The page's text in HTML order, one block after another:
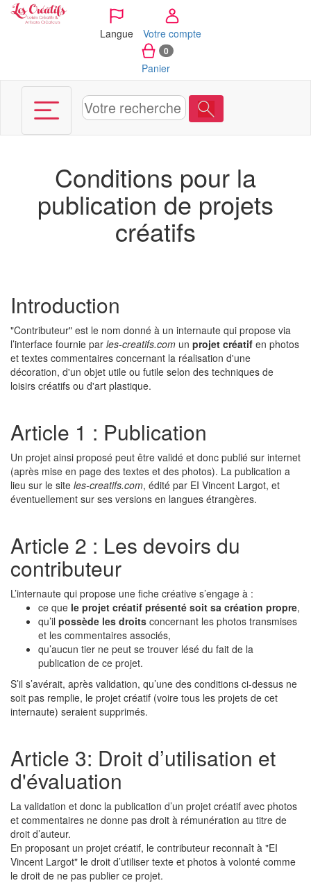
Langue Votre compte
0
Panier
Conditions pour la
publication de projets
créatifs
Introduction
"Contributeur" est le nom donné à un internaute qui propose via
l’interface fournie par les-creatifs.com un projet créatif en photos
et textes commentaires concernant la réalisation d'une
décoration, d'un objet utile ou futile selon des techniques de
loisirs créatifs ou d'art plastique.
Article 1 : Publication
Un projet ainsi proposé peut être validé et donc publié sur internet
(après mise en page des textes et des photos). La publication a
lieu sur le site les-creatifs.com, édité par EI Vincent Largot, et
éventuellement sur ses versions en langues étrangères.
Article 2 : Les devoirs du
contributeur
L’internaute qui propose une fiche créative s’engage à :
ce que le projet créatif présenté soit sa création propre,
qu’il possède les droits concernant les photos transmises
et les commentaires associés,
qu’aucun tier ne peut se trouver lésé du fait de la
publication de ce projet.
S’il s’avérait, après validation, qu’une des conditions ci-dessus ne
soit pas remplie, le projet créatif (voire tous les projets de cet
internaute) seraient supprimés.
Article 3: Droit d’utilisation et
d'évaluation
La validation et donc la publication d’un projet créatif avec photos
et commentaires ne donne pas droit à rémunération au titre de
droit d’auteur.
En proposant un projet créatif, le contributeur reconnaît à "EI
Vincent Largot" le droit d’utiliser texte et photos à volonté comme
le droit de ne pas publier ce projet.
Panneau de gestion des cookies